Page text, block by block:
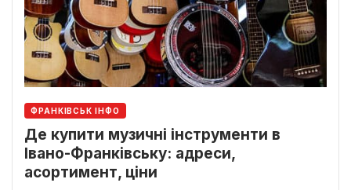
ФРАНКІВСЬК ІНФО
Де купити музичні інструменти в
Івано-Франківську: адреси,
асортимент, ціни